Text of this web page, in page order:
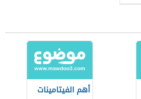
أهم الفيتامينات